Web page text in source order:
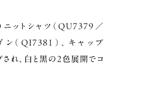
ットシャツ（QU7379／
（QI7381）、キャップ
され、白と黒の2色展開でコ